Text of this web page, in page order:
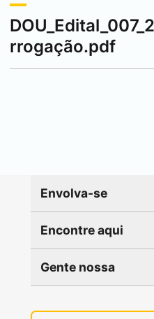
rrogação.pdf
Envolva-se
Encontre aqui
Gente nossa